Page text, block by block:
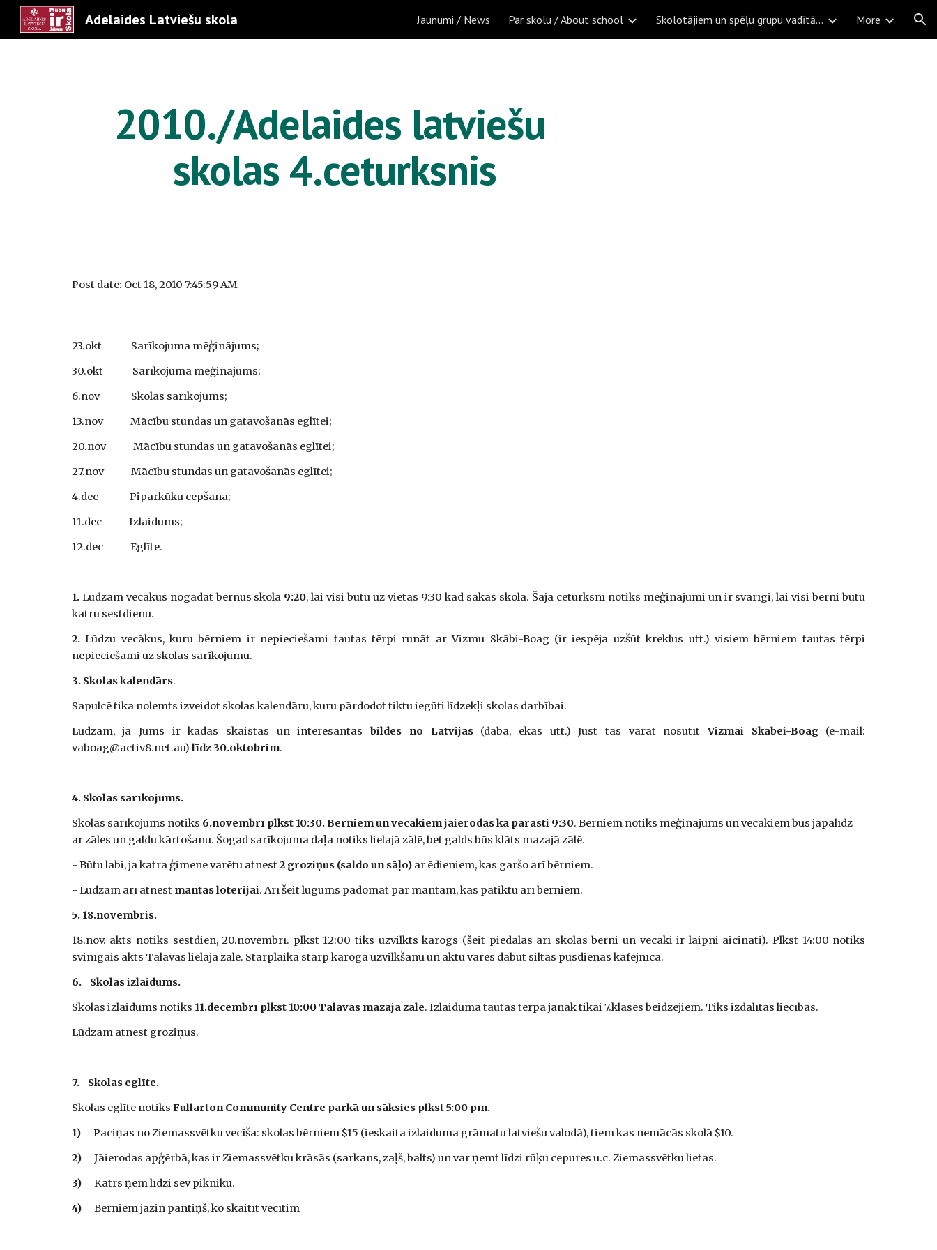
Skip to navigation
Adelaides Latviešu skola Jaunumi / News Par skolu / About school Skolotājiem un spēļu grupu vadītājiem More
2010./Adelaides latviešu
skolas 4.ceturksnis
Post date: Oct 18, 2010 7:45:59 AM
23.okt              Sarīkojuma mēģinājums;
30.okt              Sarīkojuma mēģinājums;
6.nov               Skolas sarīkojums;
13.nov             Mācību stundas un gatavošanās eglītei;
20.nov             Mācību stundas un gatavošanās eglītei;
27.nov             Mācību stundas un gatavošanās eglītei;
4.dec               Piparkūku cepšana;
11.dec             Izlaidums;
12.dec             Eglīte.
1.Lūdzam vecākus nogādāt bērnus skolā 9:20, lai visi būtu uz vietas 9:30 kad sākas skola. Šajā ceturksnī notiks mēģinājumi un ir svarīgi, lai visi bērni būtu
katru sestdienu.
2.Lūdzu vecākus, kuru bērniem ir nepieciešami tautas tērpi runāt ar Vizmu Skābi-Boag (ir iespēja uzšūt kreklus utt.) visiem bērniem tautas tērpi
nepieciešami uz skolas sarīkojumu.
3. Skolas kalendārs.
Sapulcē tika nolemts izveidot skolas kalendāru, kuru pārdodot tiktu iegūti līdzekļi skolas darbībai.
Lūdzam, ja Jums ir kādas skaistas un interesantasbildes no Latvijas(daba, ēkas utt.) Jūst tās varat nosūtītVizmai Skābei-Boag (e-mail:
vaboag@activ8.net.au) līdz 30.oktobrim.
4. Skolas sarīkojums.
Skolas sarīkojums notiks 6.novembrī plkst 10:30.Bērniem un vecākiem jāierodas kā parasti 9:30. Bērniem notiks mēģinājums un vecākiem būs jāpalīdz
ar zāles un galdu kārtošanu. Šogad sarīkojuma daļa notiks lielajā zālē, bet galds būs klāts mazajā zālē.
- Būtu labi, ja katra ģimene varētu atnest2 groziņus (saldo un sāļo)ar ēdieniem, kas garšo arī bērniem.
- Lūdzam arī atnest mantas loterijai. Arī šeit lūgums padomāt par mantām, kas patiktu arī bērniem.
5. 18.novembris.
18.nov. akts notiks sestdien, 20.novembrī. plkst 12:00 tiks uzvilkts karogs (šeit piedalās arī skolas bērni un vecāki ir laipni aicināti). Plkst 14:00 notiks
svinīgais akts Tālavas lielajā zālē. Starplaikā starp karoga uzvilkšanu un aktu varēs dabūt siltas pusdienas kafejnīcā.
6.
Skolas izlaidums.
Skolas izlaidums notiks 11.decembrī plkst 10:00Tālavas mazājā zālē. Izlaidumā tautas tērpā jānāk tikai 7.klases beidzējiem. Tiks izdalītas liecības.
Lūdzam atnest groziņus.
7.
Skolas eglīte.
Skolas eglīte notiks Fullarton Community Centre parkā un sāksies plkst 5:00 pm.
1)
      Paciņas no Ziemassvētku vecīša: skolas bērniem $15 (ieskaita izlaiduma grāmatu latviešu valodā), tiem kas nemācās skolā $10.
2)
      Jāierodas apģērbā, kas ir Ziemassvētku krāsās (sarkans, zaļš, balts) un var ņemt līdzi rūķu cepures u.c. Ziemassvētku lietas.
3)
      Katrs ņem līdzi sev pikniku.
4)
      Bērniem jāzin pantiņš, ko skaitīt vecītim